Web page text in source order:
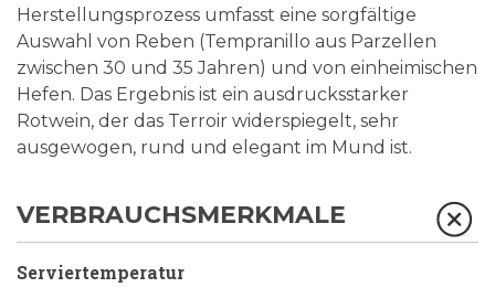
Herstellungsprozess umfasst eine sorgfältige
Auswahl von Reben (Tempranillo aus Parzellen
zwischen 30 und 35 Jahren) und von einheimischen
Hefen. Das Ergebnis ist ein ausdrucksstarker
Rotwein, der das Terroir widerspiegelt, sehr
ausgewogen, rund und elegant im Mund ist.
VERBRAUCHSMERKMALE
Serviertemperatur